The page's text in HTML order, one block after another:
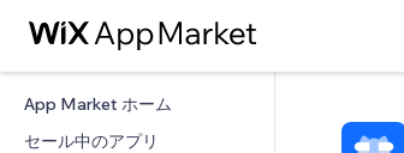
App Market ホーム
セール中のアプリ